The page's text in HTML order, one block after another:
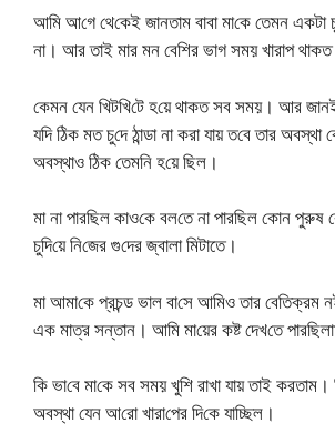
আ‌মি আ‌গে থে‌কেই জানতাম বাবা মা‌কে তেমন একটা
না। আর তাই মার মন বে‌শির ভাগ সময় খারাপ
কেমন যেন খিট‌খি‌টে হ‌য়ে থাকত সব সময়। আর
য‌দি ঠিক মত চু‌দে ঠান্ডা না করা যায় ত‌বে তার অবস্থা
অবস্থাও ঠিক তেম‌নি হ‌য়ে ছিল।
মা না পার‌ছিল কাও‌কে বল‌তে না পার‌ছিল কোন পুরুষ
চু‌দি‌য়ে নি‌জের গু‌দের জ্বালা মি‌টাতে।
মা আমা‌কে প্রচন্ড ভাল বা‌সে আ‌মিও তার বে‌তিক্রম
এক মাত্র সন্তান। আ‌মি মা‌য়ের কষ্ট দেখ‌তে
কি ভা‌বে মা‌কে সব সময় খু‌শি রাখা যায় তাই করতাম।
অবস্থা যেন আ‌রো খারা‌পের দি‌কে যাচ্ছিল।